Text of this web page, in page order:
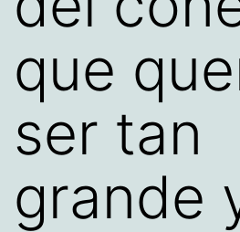
que
ser tan
grande